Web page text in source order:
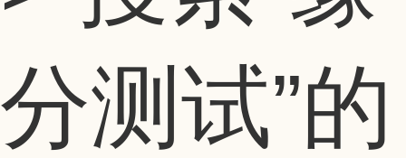
分测试”的